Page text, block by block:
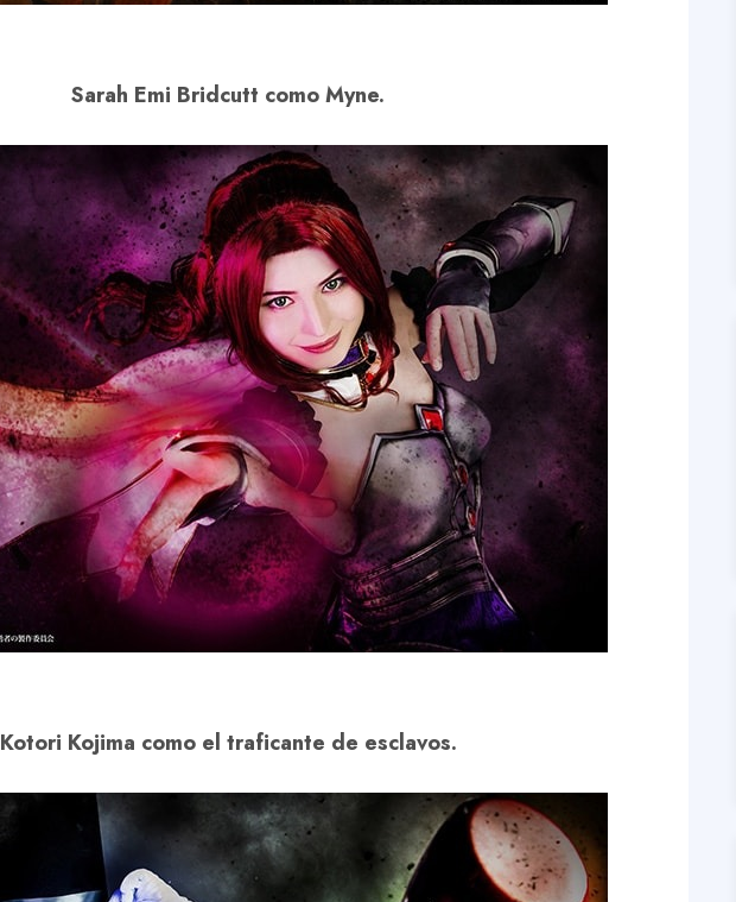
Sarah Emi Bridcutt como Myne.
Kotori Kojima como el traficante de esclavos.